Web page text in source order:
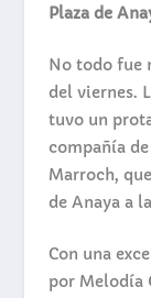
Plaza de
No todo fue
del viernes.
tuvo un
compañía
Marroch,
de Anaya a
Con una
por Melodía